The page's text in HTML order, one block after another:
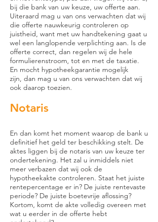
bij die bank van uw keuze, uw offerte aan.
Uiteraard mag u van ons verwachten dat wij
die offerte nauwkeurig controleren op
juistheid, want met uw handtekening gaat u
wel een langlopende verplichting aan. Is de
offerte correct, dan regelen wij de hele
formulierenstroom, tot en met de taxatie.
En mocht hypotheekgarantie mogelijk
zijn, dan mag u van ons verwachten dat wij
ook daarop toezien.
Notaris
En dan komt het moment waarop de bank u
definitief het geld ter beschikking stelt. De
aktes liggen bij de notaris van uw keuze ter
ondertekening. Het zal u inmiddels niet
meer verbazen dat wij ook de
hypotheekakte controleren. Staat het juiste
rentepercentage er in? De juiste rentevaste
periode? De juiste boetevrije aflossing?
Kortom, komt de akte volledig overeen met
wat u eerder in de offerte hebt